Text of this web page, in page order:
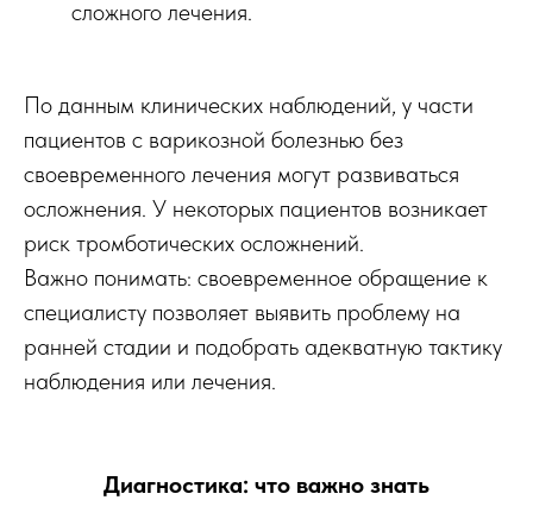
сложного лечения.
По данным клинических наблюдений, у части
пациентов с варикозной болезнью без
своевременного лечения могут развиваться
осложнения. У некоторых пациентов возникает
риск тромботических осложнений.
Важно понимать: своевременное обращение к
специалисту позволяет выявить проблему на
ранней стадии и подобрать адекватную тактику
наблюдения или лечения.
Диагностика: что важно знать